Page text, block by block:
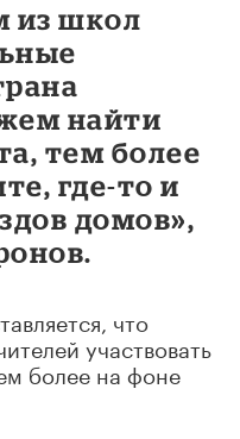
из школ
найти
тем более
где-то и
домов»,
что
участвовать
более на фоне